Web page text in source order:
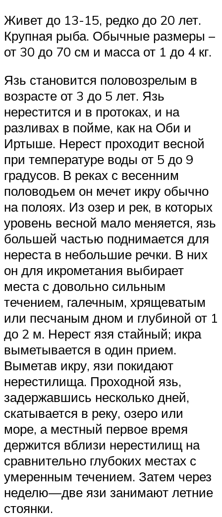
Живет до 13-15, редко до 20 лет.
Крупная рыба. Обычные размеры –
от 30 до 70 см и масса от 1 до 4 кг.
Язь становится половозрелым в
возрасте от 3 до 5 лет. Язь
нерестится и в протоках, и на
разливах в пойме, как на Оби и
Иртыше. Нерест проходит весной
при температуре воды от 5 до 9
градусов. В реках с весенним
половодьем он мечет икру обычно
на полоях. Из озер и рек, в которых
уровень весной мало меняется, язь
большей частью поднимается для
нереста в небольшие речки. В них
он для икрометания выбирает
места с довольно сильным
течением, галечным, хрящеватым
или песчаным дном и глубиной от 1
до 2 м. Нерест язя стайный; икра
выметывается в один прием.
Выметав икру, язи покидают
нерестилища. Проходной язь,
задержавшись несколько дней,
скатывается в реку, озеро или
море, а местный первое время
держится вблизи нерестилищ на
сравнительно глубоких местах с
умеренным течением. Затем через
неделю—две язи занимают летние
стоянки.